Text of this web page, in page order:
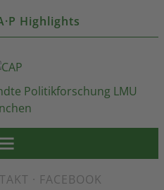
Highlights
· FACEBOOK